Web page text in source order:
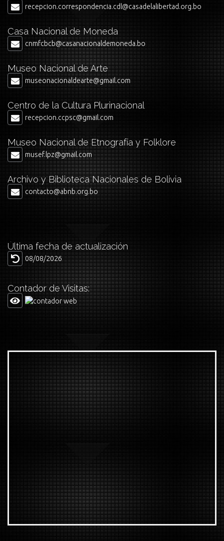
recepcion.correspondencia.cdl@casadelalibertad.org.bo
Casa Nacional de Moneda
cnmfcbcb@casanacionaldemoneda.bo
Museo Nacional de Arte
museonacionaldearte@gmail.com
Centro de la Cultura Plurinacional
recepcion.ccpsc@gmail.com
Museo Nacional de Etnografía y Folklore
musef.lpz@gmail.com
Archivo y Biblioteca Nacionales de Bolivia
contacto@abnb.org.bo
Última fecha de actualización
08/08/2026
Contador de Visitas: